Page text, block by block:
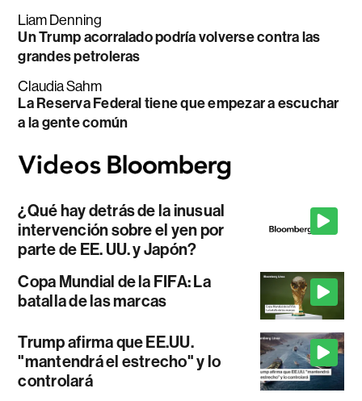
Liam Denning
Un Trump acorralado podría volverse contra las
grandes petroleras
Claudia Sahm
La Reserva Federal tiene que empezar a escuchar
a la gente común
¿Qué hay detrás de la inusual
intervención sobre el yen por
parte de EE. UU. y Japón?
Copa Mundial de la FIFA: La
batalla de las marcas
Trump afirma que EE.UU.
"mantendrá el estrecho" y lo
controlará